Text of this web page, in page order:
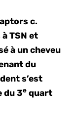
c.
TSN et
à un cheveu
du
s’est
du 3e quart